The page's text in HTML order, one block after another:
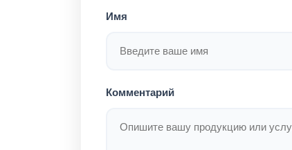
Имя
Комментарий